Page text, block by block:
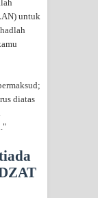
untuk
diatas